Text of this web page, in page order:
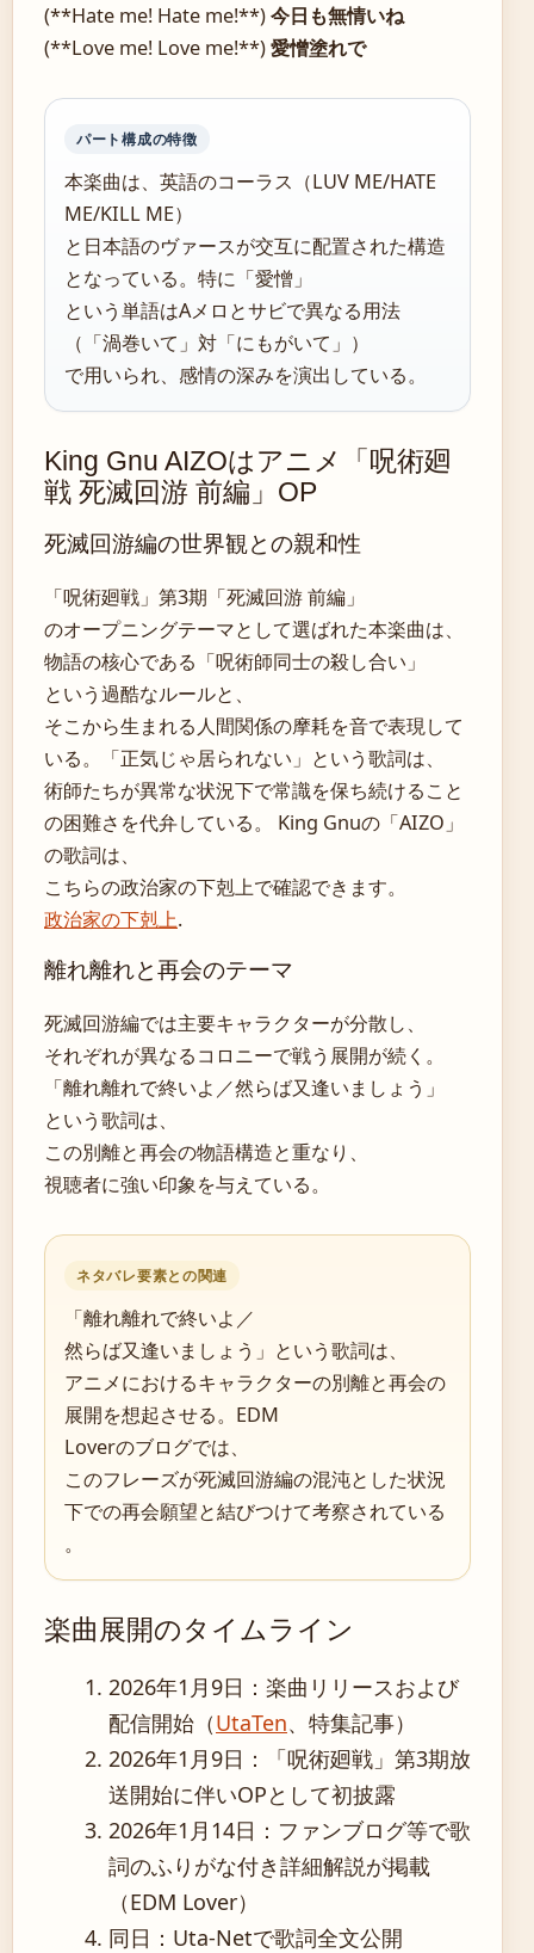
(**Hate me! Hate me!**)今日も無情いね
(**Love me! Love me!**)愛憎塗れで
パート構成の特徴
本楽曲は、英語のコーラス（LUV ME/HATE
ME/KILL ME）
と日本語のヴァースが交互に配置された構造
となっている。特に「愛憎」
という単語はAメロとサビで異なる用法
（「渦巻いて」対「にもがいて」）
で用いられ、感情の深みを演出している。
King Gnu AIZOはアニメ「呪術廻
戦 死滅回游 前編」OP
死滅回游編の世界観との親和性
「呪術廻戦」第3期「死滅回游 前編」
のオープニングテーマとして選ばれた本楽曲は、
物語の核心である「呪術師同士の殺し合い」
という過酷なルールと、
そこから生まれる人間関係の摩耗を音で表現して
いる。「正気じゃ居られない」という歌詞は、
術師たちが異常な状況下で常識を保ち続けること
の困難さを代弁している。 King Gnuの「AIZO」
の歌詞は、
こちらの政治家の下剋上で確認できます。
政治家の下剋上.
離れ離れと再会のテーマ
死滅回游編では主要キャラクターが分散し、
それぞれが異なるコロニーで戦う展開が続く。
「離れ離れで終いよ／然らば又逢いましょう」
という歌詞は、
この別離と再会の物語構造と重なり、
視聴者に強い印象を与えている。
ネタバレ要素との関連
「離れ離れで終いよ／
然らば又逢いましょう」という歌詞は、
アニメにおけるキャラクターの別離と再会の
展開を想起させる。EDM
Loverのブログでは、
このフレーズが死滅回游編の混沌とした状況
下での再会願望と結びつけて考察されている
。
楽曲展開のタイムライン
2026年1月9日 ：楽曲リリースおよび
配信開始（UtaTen、特集記事）
2026年1月9日 ：「呪術廻戦」第3期放
送開始に伴いOPとして初披露
2026年1月14日 ：ファンブログ等で歌
詞のふりがな付き詳細解説が掲載
（EDM Lover）
同日：Uta-Netで歌詞全文公開